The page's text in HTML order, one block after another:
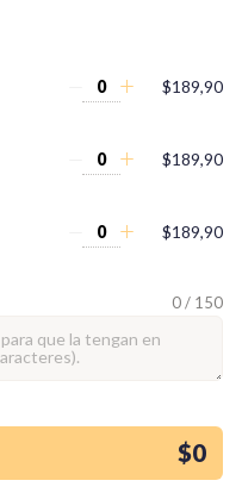
$189,90
$189,90
$189,90
0 / 150
$0